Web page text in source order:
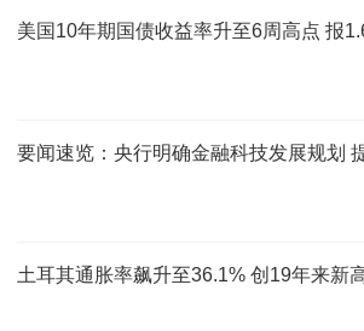
美国10年期国债收益率升至6周高点 报
要闻速览：央行明确金融科技发展规划
土耳其通胀率飙升至36.1% 创19年来新